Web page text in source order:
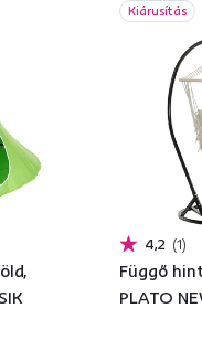
Kiárusítás
4,2 1
Függő
PLATO